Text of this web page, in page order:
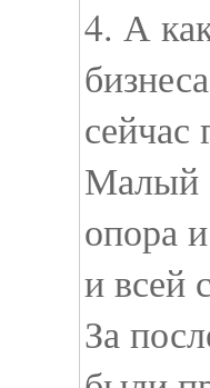
4. А
сейчас
Малый
опора
и всей
За